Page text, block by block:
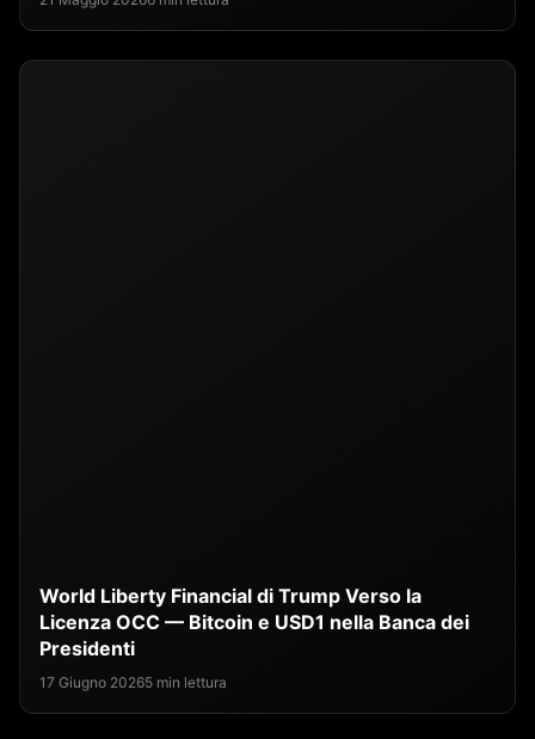
World Liberty Financial di Trump Verso la
Licenza OCC — Bitcoin e USD1 nella Banca dei
Presidenti
17 Giugno 20265 min lettura